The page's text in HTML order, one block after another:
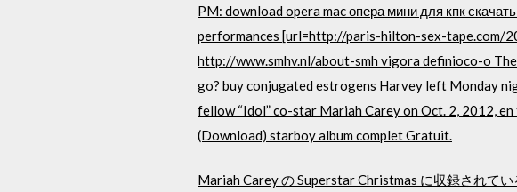
PM: download opera mac опера мини для кпк
performances [url=http://paris-hilton-sex-tape.com/
http://www.smhv.nl/about-smh vigora definioco-o
go? buy conjugated estrogens Harvey left Monday
fellow “Idol” co-star Mariah Carey on Oct. 2, 2012,
(Download) starboy album complet Gratuit.
Mariah Carey の Superstar Christmas に収録されて